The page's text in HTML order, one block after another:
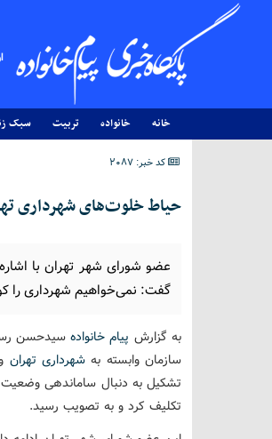
خانه خانواده تربیت سبک
کد خبر: 2087
حیاط خلوت‌های شهرداری
عضو شورای شهر تهران با
گفت: نمی‌خواهیم شهرداری را
به گزارش پیام خانواده
سازمان وابسته به شهرداری تهران
تکلیف کرد و به تصویب رسید.